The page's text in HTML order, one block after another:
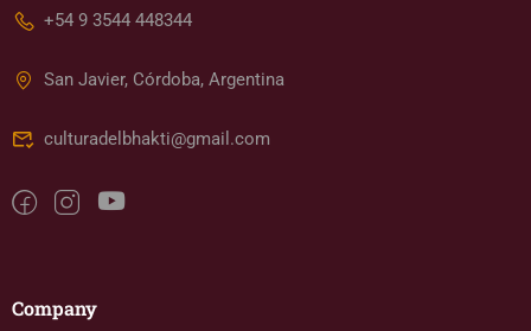
+54 9 3544 448344
San Javier, Córdoba, Argentina
culturadelbhakti@gmail.com
Company